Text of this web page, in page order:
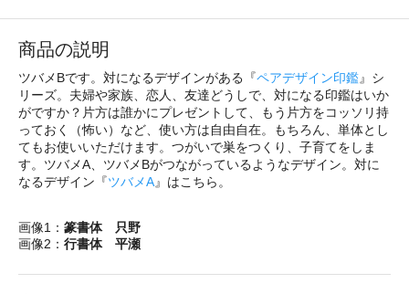
商品の説明
ツバメBです。対になるデザインがある『ペアデザイン印鑑』シ
リーズ。夫婦や家族、恋人、友達どうしで、対になる印鑑はいか
がですか？片方は誰かにプレゼントして、もう片方をコッソリ持
っておく（怖い）など、使い方は自由自在。もちろん、単体とし
てもお使いいただけます。つがいで巣をつくり、子育てをしま
す。ツバメA、ツバメBがつながっているようなデザイン。対に
なるデザイン『ツバメA』はこちら。
画像1： 篆書体 只野
画像2： 行書体 平瀬